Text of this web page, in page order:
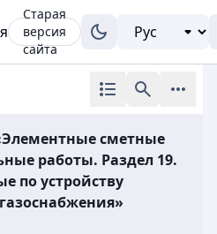
Старая
версия
сайта
сметные
работы. Раздел 19.
по устройству